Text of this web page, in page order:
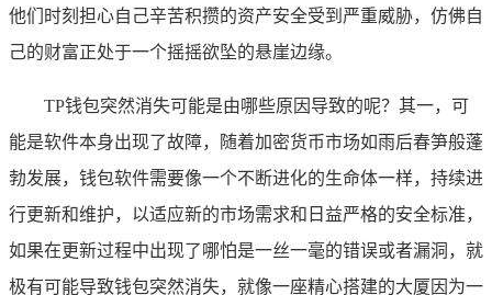
他们时刻担心自己辛苦积攒的资产安全受到严重威胁，仿佛自
己的财富正处于一个摇摇欲坠的悬崖边缘。
TP钱包突然消失可能是由哪些原因导致的呢？其一，可
能是软件本身出现了故障，随着加密货币市场如雨后春笋般蓬
勃发展，钱包软件需要像一个不断进化的生命体一样，持续进
行更新和维护，以适应新的市场需求和日益严格的安全标准，
如果在更新过程中出现了哪怕是一丝一毫的错误或者漏洞，就
极有可能导致钱包突然消失，就像一座精心搭建的大厦因为一